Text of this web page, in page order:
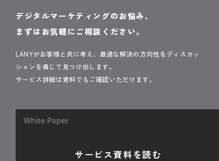
デジタルマーケティングのお悩み、
まずはお気軽にご相談ください。
LANYがお客様と共に考え、最適な解決の方向性をディスカッ
ションを通じて見つけ出します。
サービス詳細は資料でもご確認いただけます。
White Paper
サービス資料を読む